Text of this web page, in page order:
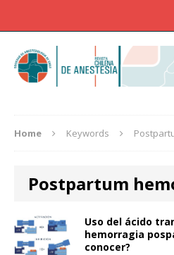
Home Keywords
Postpartum
Uso del ácido
hemorragia
conocer?